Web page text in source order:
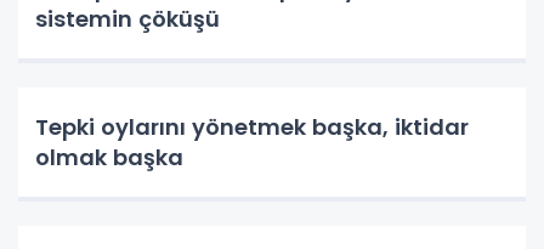
sistemin çöküşü
Tepki oylarını yönetmek başka, iktidar
olmak başka